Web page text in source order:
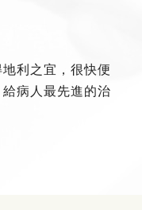
利之宜，很快便
病人最先進的治